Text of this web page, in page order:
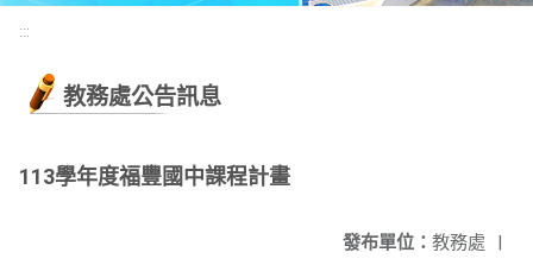
:::
教務處公告訊息
113學年度福豐國中課程計畫
發布單位： 教務處 |